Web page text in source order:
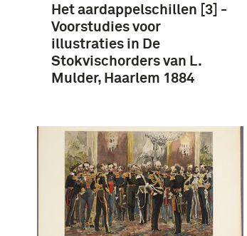
Het aardappelschillen [3] -
Voorstudies voor
illustraties in De
Stokvischorders van L.
Mulder, Haarlem 1884